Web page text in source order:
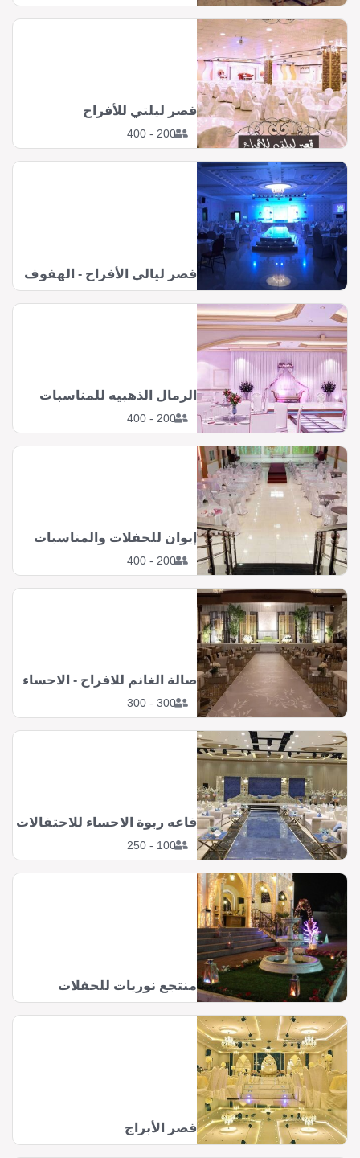
200 - 400
قصر ليلتي للأفراح
قصر ليالي الأفراح - الهفوف
200 - 400
الرمال الذهبيه للمناسبات
200 - 400
إيوان للحفلات والمناسبات
300 - 300
صالة الغانم للافراح - الاحساء
100 - 250
قاعه ربوة الاحساء للاحتفالات
منتجع نوريات للحفلات
قصر الأبراج